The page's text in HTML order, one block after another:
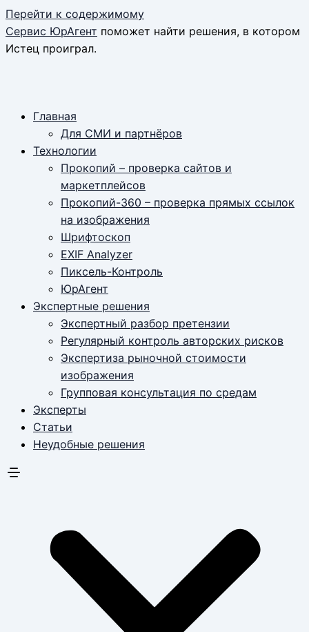
Перейти к содержимому
Сервис ЮрАгент поможет найти решения, в котором
Истец проиграл.
Главная
Для СМИ и партнёров
Технологии
Прокопий – проверка сайтов и
маркетплейсов
Прокопий-360 – проверка прямых ссылок
на изображения
Шрифтоскоп
EXIF Analyzer
Пиксель-Контроль
ЮрАгент
Экспертные решения
Экспертный разбор претензии
Регулярный контроль авторских рисков
Экспертиза рыночной стоимости
изображения
Групповая консультация по средам
Эксперты
Статьи
Неудобные решения